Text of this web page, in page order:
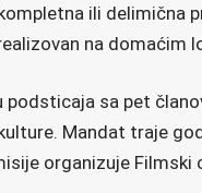
ili delimična
na domaćim
sa pet
Mandat traje
organizuje Filmski